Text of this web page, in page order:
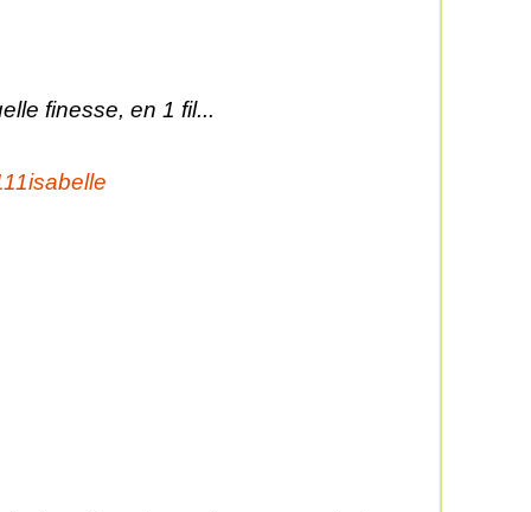
finesse, en 1 fil...